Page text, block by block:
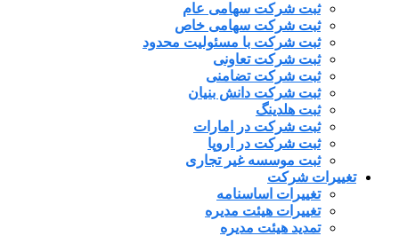
ثبت شرکت سهامی عام
ثبت شرکت سهامی خاص
ثبت شرکت با مسئولیت محدود
ثبت شرکت تعاونی
ثبت شرکت تضامنی
ثبت شرکت دانش بنیان
ثبت هلدینگ
ثبت شرکت در امارات
ثبت شرکت در اروپا
ثبت موسسه غیر تجاری
تغییرات شرکت
تغییرات اساسنامه
تغییرات هیئت مدیره
تمدید هیئت مدیره